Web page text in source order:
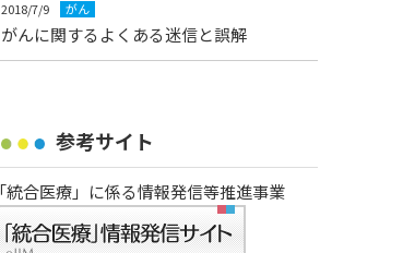
2018/7/9 がん
がんに関するよくある迷信と誤解
参考サイト
「統合医療」に係る情報発信等推進事業